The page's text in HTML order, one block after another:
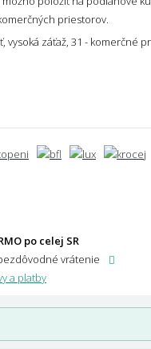
priestorov.
vysoká záťaž, 31 - komerčné
po celej SR
vrátenie
a platby